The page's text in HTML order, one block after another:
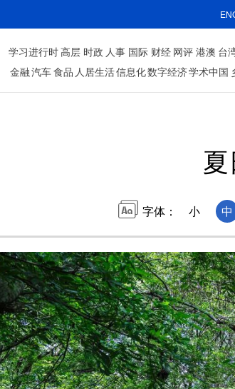
学习进行时高层 时政 人事 国际 财经 网评 港澳 台
金融汽车食品 人居生活信息化数字经济学术中国
字体： 小 中